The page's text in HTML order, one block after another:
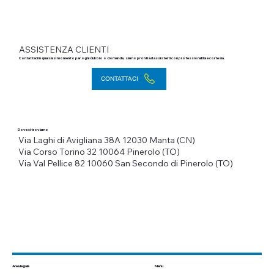
Contattaci in qualsiasi momento per ogni dubbio o domanda, siamo pronti ad assisterti con professionalità e cortesia.
CONTATTACI
ASSISTENZA CLIENTI
Dove ci troviamo
Via Laghi di Avigliana 38A 12030 Manta (CN)
Via Val Pellice 82 10060 San Secondo di Pinerolo (TO)
Via Corso Torino 32 10064 Pinerolo (TO)
Area legale Menu